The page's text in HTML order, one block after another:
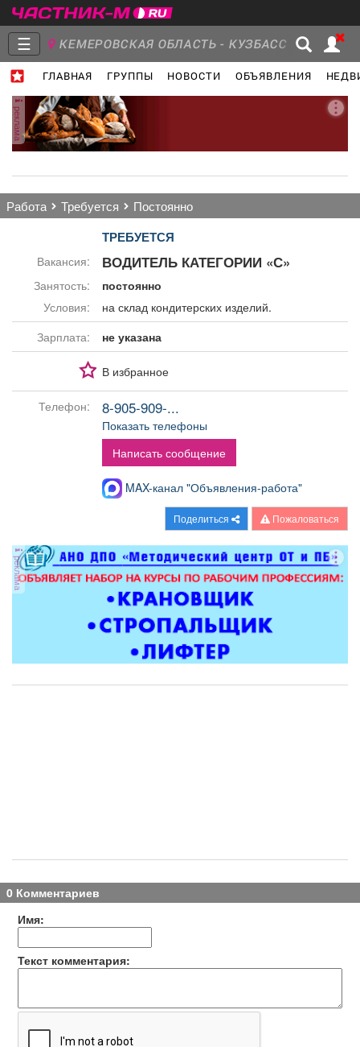
☰ КЕМЕРОВСКАЯ ОБЛАСТЬ - КУЗБАСС
ГЛАВНАЯ ГРУППЫ НОВОСТИ ОБЪЯВЛЕНИЯ
Главная
Группы Новости
Работа
Обучение
Поздравления
ТВ программа Я - пенсионер
реклама
работа требуется постоянно
ТРЕБУЕТСЯ
Вакансия: ВОДИТЕЛЬ КАТЕГОРИИ «С»
Занятость:
постоянно
Условия:
на склад кондитерских изделий.
Зарплата:
не указана
В избранное
Телефон: 8-905-909-...
Показать телефоны
Написать сообщение
MAX-канал "Объявления-работа"
Поделиться Пожаловаться
реклама
0 Комментариев
Имя:
Текст комментария: